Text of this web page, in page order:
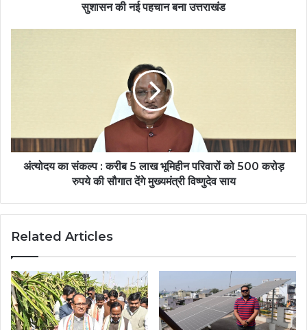
सुशासन की नई पहचान बना उत्तराखंड
भूमिहीन
परिवारों
सौगात
विष्णुदेव
साय
अंत्योदय का संकल्प : करीब 5 लाख भूमिहीन परिवारों को 500 करोड़
रुपये की सौगात देंगे मुख्यमंत्री विष्णुदेव साय
Related Articles